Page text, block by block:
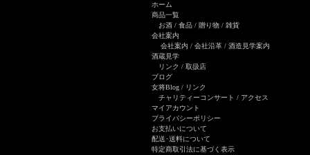
ホーム
商品一覧
お酒 / 食品 / 贈り物 / 雑貨
会社案内
会社案内 / 会社沿革 / 酒造見学案内
酒蔵見学
リンク / 取扱店
ブログ
女将Blog / リンク
チャリティーコンサート / アクセス
マイアカウント
プライバシーポリシー
お支払いについて
配送･送料について
特定商取引法に基づく表示